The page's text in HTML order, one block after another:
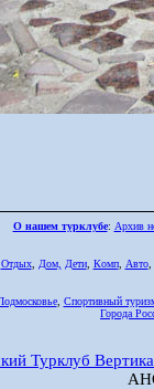
О нашем турклубе: Архив
Отдых, Дом, Дети, Комп, Авто,
, Спортивный
Города
Турклуб